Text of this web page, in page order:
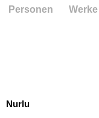
Nurlu
Personen Werke